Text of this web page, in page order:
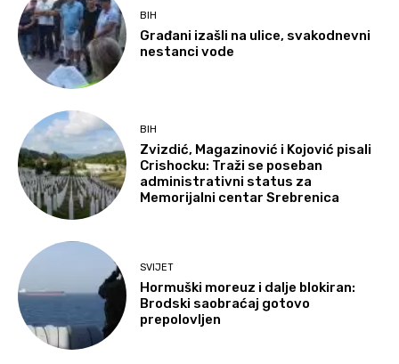
BIH
Građani izašli na ulice, svakodnevni
nestanci vode
BIH
Zvizdić, Magazinović i Kojović pisali
Crishocku: Traži se poseban
administrativni status za
Memorijalni centar Srebrenica
SVIJET
Hormuški moreuz i dalje blokiran:
Brodski saobraćaj gotovo
prepolovljen